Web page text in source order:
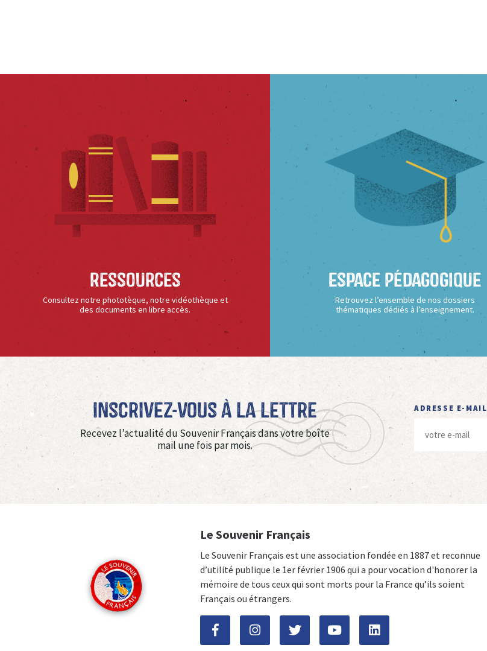
Ressources
Consultez notre phototèque, notre vidéothèque et
des documents en libre accès.
Espace Pédagogique
Retrouvez l’ensemble de nos dossiers
thématiques dédiés à l’enseignement.
Inscrivez-vous à La Lettre
Recevez l’actualité du Souvenir Français dans votre boîte
mail une fois par mois.
ADRESSE E-MAIL
Le Souvenir Français
Le Souvenir Français est une association fondée en 1887 et reconnue
d’utilité publique le 1er février 1906 qui a pour vocation d'honorer la
mémoire de tous ceux qui sont morts pour la France qu’ils soient
Français ou étrangers.